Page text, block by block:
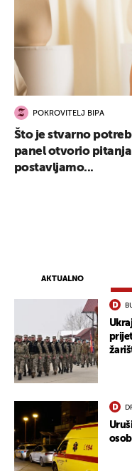
AKTUALNO
POKROVITELJ BIPA
Što je stvarno
panel otvorio pitanja
postavljamo...